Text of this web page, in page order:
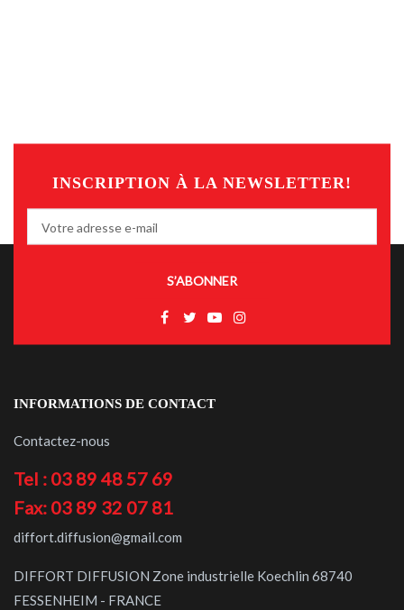
INSCRIPTION À LA NEWSLETTER!
S’ABONNER
INFORMATIONS DE CONTACT
Contactez-nous
Tel : 03 89 48 57 69
Fax: 03 89 32 07 81
diffort.diffusion@gmail.com
DIFFORT DIFFUSION Zone industrielle Koechlin 68740
FESSENHEIM - FRANCE